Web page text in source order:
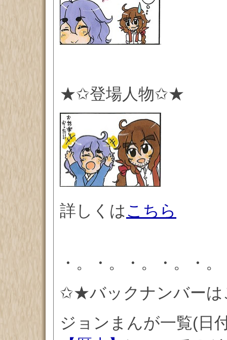
★✩登場人物✩★
詳しくはこちら
・。・。・。・。・
✩★バックナンバー
ジョンまんが一覧(日